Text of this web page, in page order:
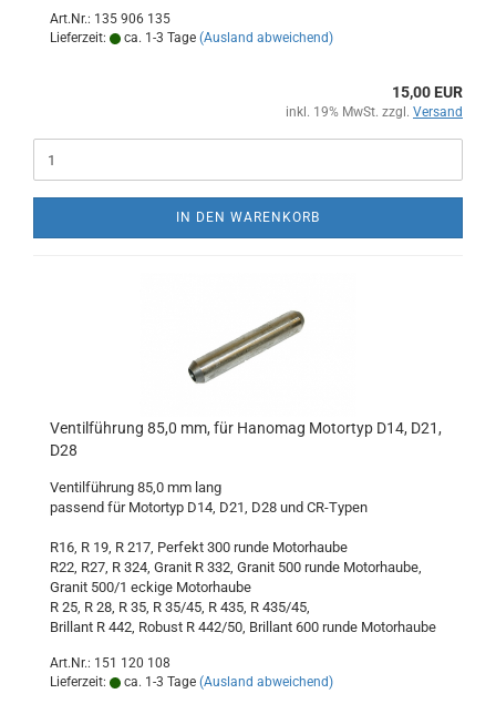
Art.Nr.: 135 906 135
Lieferzeit:
ca. 1-3 Tage (Ausland abweichend)
15,00 EUR
inkl. 19% MwSt. zzgl. Versand
IN DEN WARENKORB
Ventilführung 85,0 mm, für Hanomag Motortyp D14, D21,
D28
Ventilführung 85,0 mm lang
passend für Motortyp D14, D21, D28 und CR-Typen
R16, R 19, R 217, Perfekt 300 runde Motorhaube
R22, R27, R 324, Granit R 332, Granit 500 runde Motorhaube,
Granit 500/1 eckige Motorhaube
R 25, R 28, R 35, R 35/45, R 435, R 435/45,
Brillant R 442, Robust R 442/50, Brillant 600 runde Motorhaube
Art.Nr.: 151 120 108
Lieferzeit:
ca. 1-3 Tage (Ausland abweichend)